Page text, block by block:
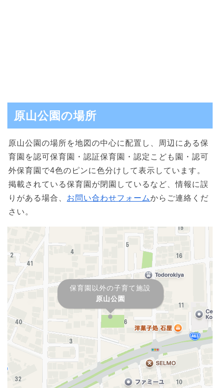
原山公園の場所
原山公園の場所を地図の中心に配置し、周辺にある保
育園を認可保育園・認証保育園・認定こども園・認可
外保育園で4色のピンに色分けして表示しています。
掲載されている保育園が閉園しているなど、情報に誤
りがある場合、 お問い合わせフォームからご連絡くだ
さい。
保育園以外の子育て施設
原山公園